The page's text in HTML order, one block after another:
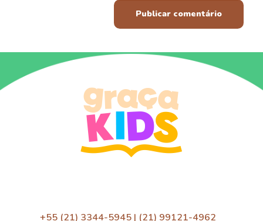
+55 (21) 3344-5945 | (21) 99121-4962